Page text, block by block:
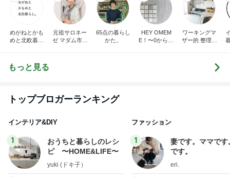
めがねとかも
めと北欧暮ら
元祖サロネー
ゼ マダム市川
65点の暮らし
かた。
HEY OMEM
E！〜0からの
ワーキングマ
ザー的 整理収
もっと見る
トップブロガーランキング
インテリア&DIY
1
おうちと暮らしのレシ
ピ 〜HOME&LIFE〜
yuki (ドキ子）
ファッション
1
妻です。ママです
です。
eri.